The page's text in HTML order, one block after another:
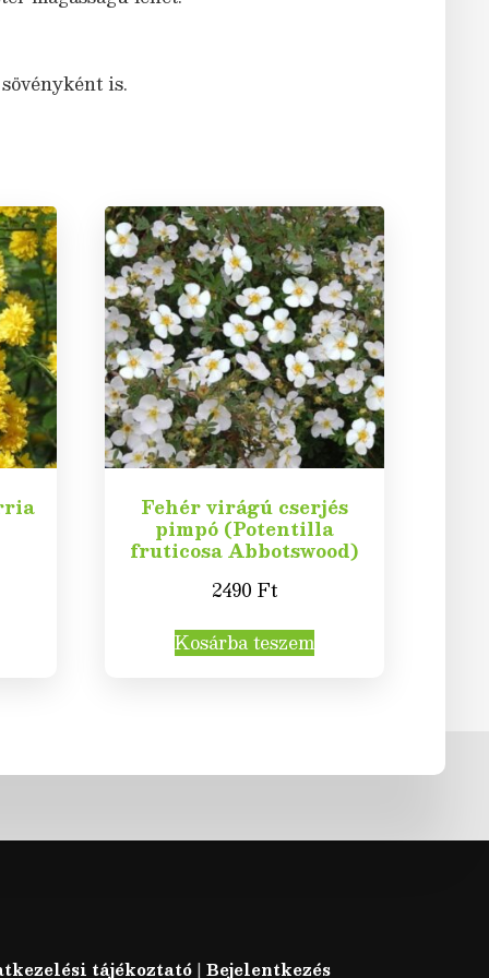
is.
Fehér virágú cserjés
pimpó (Potentilla
fruticosa Abbotswood)
2490Ft
Kosárba teszem
tájékoztató |Bejelentkezés